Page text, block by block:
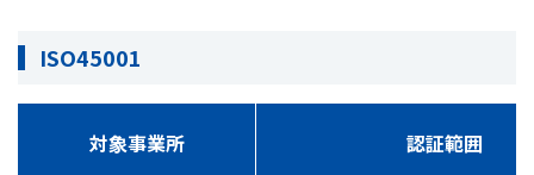
ISO45001
対象事業所 認証範囲